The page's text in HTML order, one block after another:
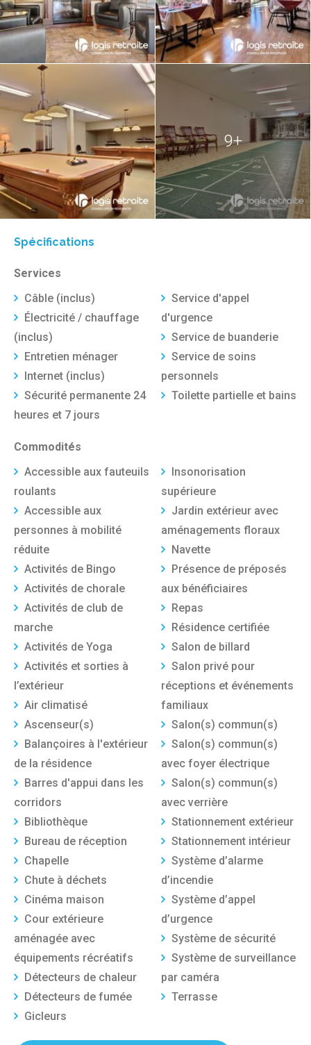
9+
Spécifications
Services
Câble (inclus)
Électricité / chauffage
(inclus)
Entretien ménager
Internet (inclus)
Sécurité permanente 24
heures et 7 jours
Service d'appel
d'urgence
Service de buanderie
Service de soins
personnels
Toilette partielle et bains
Commodités
Accessible aux fauteuils
roulants
Accessible aux
personnes à mobilité
réduite
Activités de Bingo
Activités de chorale
Activités de club de
marche
Activités de Yoga
Activités et sorties à
l’extérieur
Air climatisé
Ascenseur(s)
Balançoires à l'extérieur
de la résidence
Barres d'appui dans les
corridors
Bibliothèque
Bureau de réception
Chapelle
Chute à déchets
Cinéma maison
Cour extérieure
aménagée avec
équipements récréatifs
Détecteurs de chaleur
Détecteurs de fumée
Gicleurs
Insonorisation
supérieure
Jardin extérieur avec
aménagements floraux
Navette
Présence de préposés
aux bénéficiaires
Repas
Résidence certifiée
Salon de billard
Salon privé pour
réceptions et événements
familiaux
Salon(s) commun(s)
Salon(s) commun(s)
avec foyer électrique
Salon(s) commun(s)
avec verrière
Stationnement extérieur
Stationnement intérieur
Système d’alarme
d’incendie
Système d’appel
d’urgence
Système de sécurité
Système de surveillance
par caméra
Terrasse